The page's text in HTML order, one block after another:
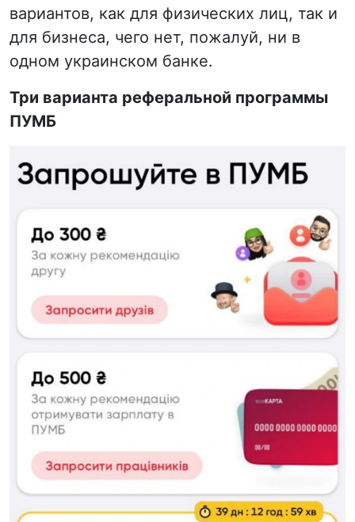
вариантов, как для физических лиц, так и
для бизнеса, чего нет, пожалуй, ни в
одном украинском банке.
Три варианта реферальной программы
ПУМБ